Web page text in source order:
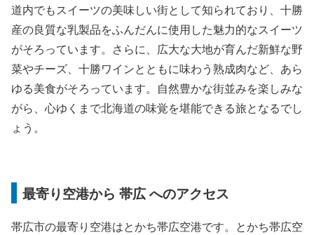
道内でもスイーツの美味しい街として知られており、十勝
産の良質な乳製品をふんだんに使用した魅力的なスイーツ
がそろっています。さらに、広大な大地が育んだ新鮮な野
菜やチーズ、十勝ワインとともに味わう熟成肉など、あら
ゆる美食がそろっています。自然豊かな街並みを楽しみな
がら、心ゆくまで北海道の味覚を堪能できる旅となるでし
ょう。
最寄り空港から 帯広 へのアクセス
帯広市の最寄り空港はとかち帯広空港です。とかち帯広空